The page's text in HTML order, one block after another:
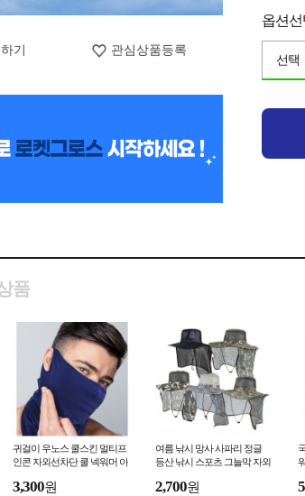
기 관심상품등록
옵션선
선택
품
귀걸이 우노스 쿨스킨 멀티프
인콘 자외선차단 쿨 넥워머 아
3,300원
여름 낚시 망사 사파리 정글
등산 낚시 스포츠 그늘막 자외
2,700원